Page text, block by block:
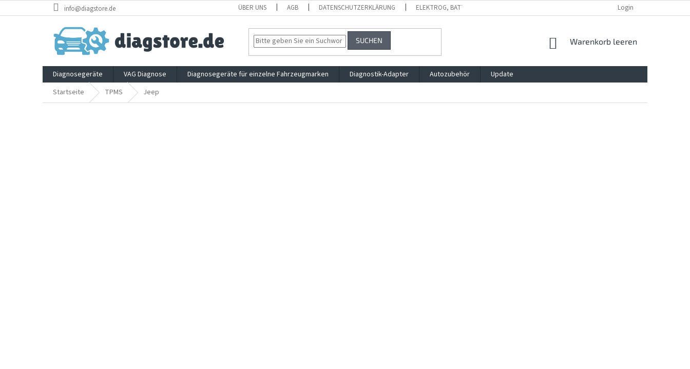
Inhalt
info@diagstore.de ÜBER UNS AGB DATENSCHUTZERKLÄRUNG ELEKTROG, BATTG, VERPACKG REKLAMATION UND WIDDERRUFSRECHT
Login
SUCHEN WARENKORB
Warenkorb leeren
Diagnosegeräte VAG Diagnose Diagnosegeräte für einzelne Fahrzeugmarken Diagnostik-Adapter Autozubehör
Update
Startseite
TPMS Jeep